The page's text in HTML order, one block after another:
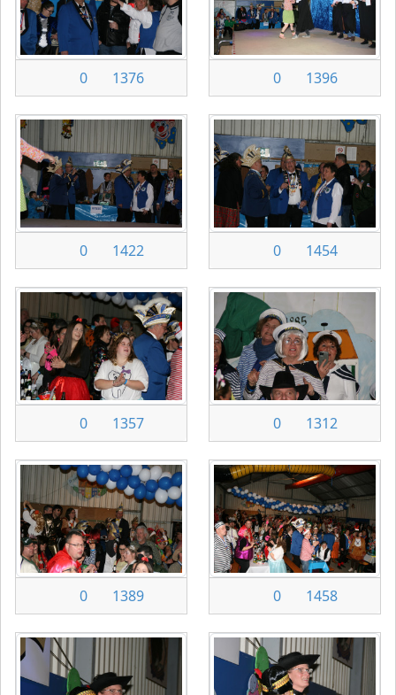
0 1376 0 1396
0 1422 0 1454
0 1357 0 1312
0 1389 0 1458